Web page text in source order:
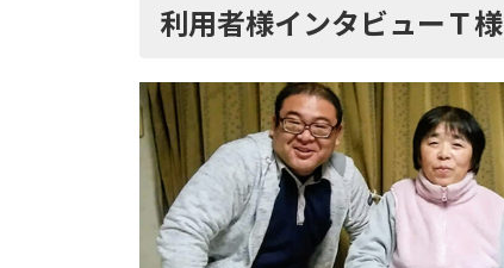
利用者様インタビューＴ様